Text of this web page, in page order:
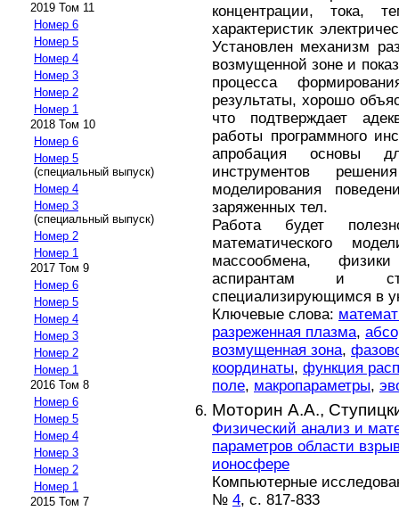
2019 Том 11
Номер 6
Номер 5
Номер 4
Номер 3
Номер 2
Номер 1
2018 Том 10
Номер 6
Номер 5
(специальный выпуск)
Номер 4
Номер 3
(специальный выпуск)
Номер 2
Номер 1
2017 Том 9
Номер 6
Номер 5
Номер 4
Номер 3
Номер 2
Номер 1
2016 Том 8
Номер 6
Номер 5
Номер 4
Номер 3
Номер 2
Номер 1
2015 Том 7
концентрации, тока,
характеристик
Установлен механизм
возмущенной зоне и
процесса
результаты, хорошо
что подтверждает
работы программного
апробация основы
инструментов
моделирования
заряженных тел.
Работа будет
математического
массообмена,
аспирантам и
специализирующимся в
Ключевые слова:
разреженная плазма,
возмущенная зона,
координаты, функция
поле, макропараметры,
Моторин А.А.,
Физический анализ и
параметров области
ионосфере
Компьютерные
№ 4, с. 817-833